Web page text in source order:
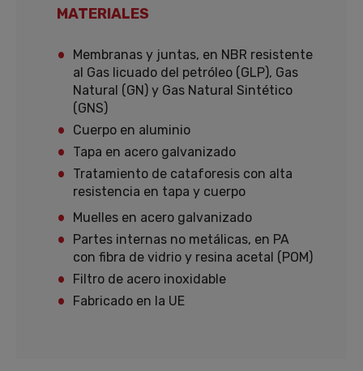
MATERIALES
Membranas y juntas, en NBR resistente
al Gas licuado del petróleo (GLP), Gas
Natural (GN) y Gas Natural Sintético
(GNS)
Cuerpo en aluminio
Tapa en acero galvanizado
Tratamiento de cataforesis con alta
resistencia en tapa y cuerpo
Muelles en acero galvanizado
Partes internas no metálicas, en PA
con fibra de vidrio y resina acetal (POM)
Filtro de acero inoxidable
Fabricado en la UE